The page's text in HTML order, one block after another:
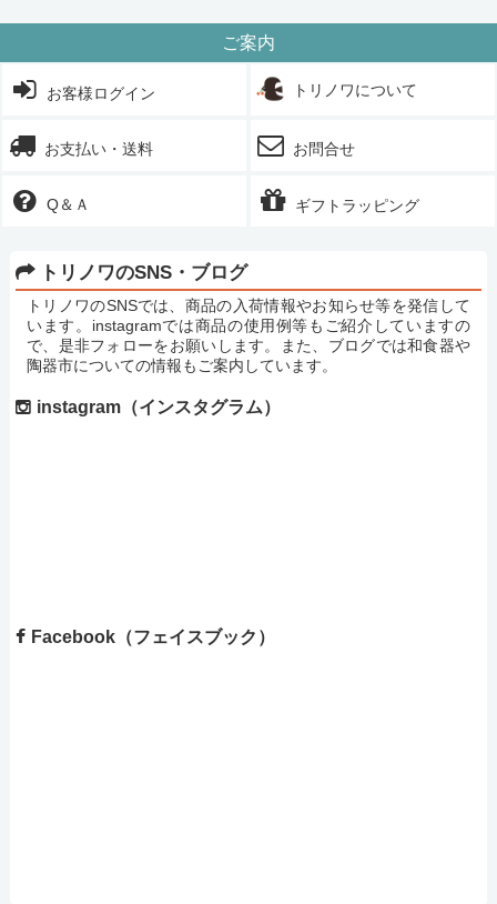
ご案内
お客様ログイン トリノワについて
お支払い・送料 お問合せ
Q＆Ａ ギフトラッピング
トリノワのSNS・ブログ
トリノワのSNSでは、商品の入荷情報やお知らせ等を発信して
います。instagramでは商品の使用例等もご紹介していますの
で、是非フォローをお願いします。また、ブログでは和食器や
陶器市についての情報もご案内しています。
instagram（インスタグラム）
Facebook（フェイスブック）